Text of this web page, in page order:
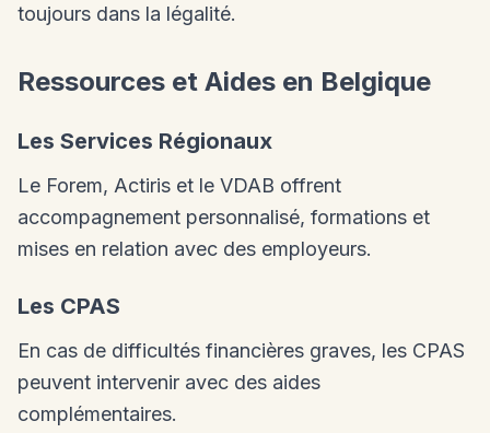
toujours dans la légalité.
Ressources et Aides en Belgique
Les Services Régionaux
Le Forem, Actiris et le VDAB offrent
accompagnement personnalisé, formations et
mises en relation avec des employeurs.
Les CPAS
En cas de difficultés financières graves, les CPAS
peuvent intervenir avec des aides
complémentaires.